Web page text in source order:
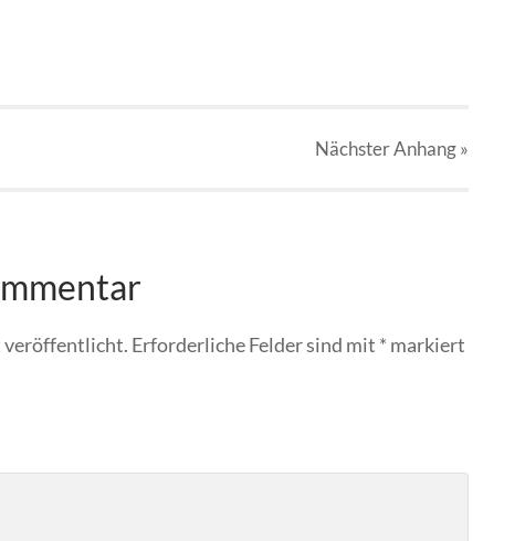
NächsterAnhang»
veröffentlicht. Erforderliche Felder sind mit * markiert